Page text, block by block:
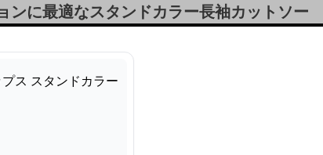
ンに最適なスタンドカラー長袖カットソー